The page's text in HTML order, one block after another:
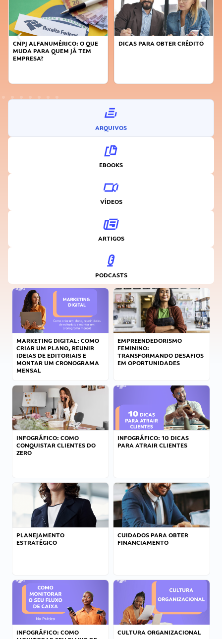
CNPJ ALFANUMÉRICO: O QUE
MUDA PARA QUEM JÁ TEM
EMPRESA?
DICAS PARA OBTER CRÉDITO
ARQUIVOS
EBOOKS
VÍDEOS
ARTIGOS
PODCASTS
MARKETING DIGITAL: COMO
CRIAR UM PLANO, REUNIR
IDEIAS DE EDITORIAIS E
MONTAR UM CRONOGRAMA
MENSAL
EMPREENDEDORISMO
FEMININO:
TRANSFORMANDO DESAFIOS
EM OPORTUNIDADES
INFOGRÁFICO: COMO
CONQUISTAR CLIENTES DO
ZERO
INFOGRÁFICO: 10 DICAS
PARA ATRAIR CLIENTES
PLANEJAMENTO
ESTRATÉGICO
CUIDADOS PARA OBTER
FINANCIAMENTO
INFOGRÁFICO: COMO
CULTURA ORGANIZACIONAL